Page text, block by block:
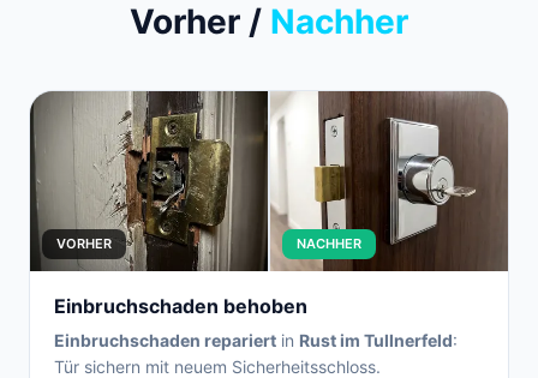
Vorher / Nachher
VORHER NACHHER
Einbruchschaden behoben
Einbruchschaden repariert in Rust im Tullnerfeld:
Tür sichern mit neuem Sicherheitsschloss.